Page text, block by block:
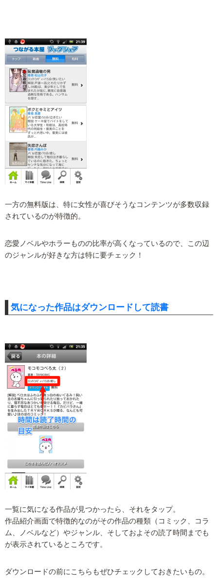
一方の無料版は、特に女性が喜びそうなコンテンツが多数収録
されているのが特徴的。
恋愛ノベルやホラーものの比率が高くなっているので、この辺
のジャンルが好きな方は特に要チェック！
気になった作品はダウンロードして読書
一覧に気になる作品が見つかったら、それをタップ。
作品紹介画面で特徴的なのがその作品の種類（コミック、コラ
ム、ノベルなど）やジャンル、そしておよその読了時間までも
が表示されているところです。
ダウンロードの前にこちらもぜひチェックしておきたいもの。